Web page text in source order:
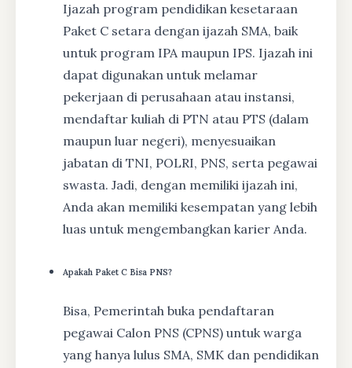
Ijazah program pendidikan kesetaraan
Paket C setara dengan ijazah SMA, baik
untuk program IPA maupun IPS. Ijazah ini
dapat digunakan untuk melamar
pekerjaan di perusahaan atau instansi,
mendaftar kuliah di PTN atau PTS (dalam
maupun luar negeri), menyesuaikan
jabatan di TNI, POLRI, PNS, serta pegawai
swasta. Jadi, dengan memiliki ijazah ini,
Anda akan memiliki kesempatan yang lebih
luas untuk mengembangkan karier Anda.
Apakah Paket C Bisa PNS?
Bisa, Pemerintah buka pendaftaran
pegawai Calon PNS (CPNS) untuk warga
yang hanya lulus SMA, SMK dan pendidikan